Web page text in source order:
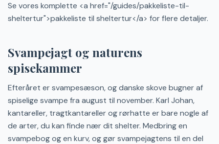
Se vores komplette <a href="/guides/pakkeliste-til-
sheltertur">pakkeliste til sheltertur</a> for flere detaljer.
Svampejagt og naturens
spisekammer
Efteråret er svampesæson, og danske skove bugner af
spiselige svampe fra august til november. Karl Johan,
kantareller, tragtkantareller og rørhatte er bare nogle af
de arter, du kan finde nær dit shelter. Medbring en
svampebog og en kurv, og gør svampejagtens til en del